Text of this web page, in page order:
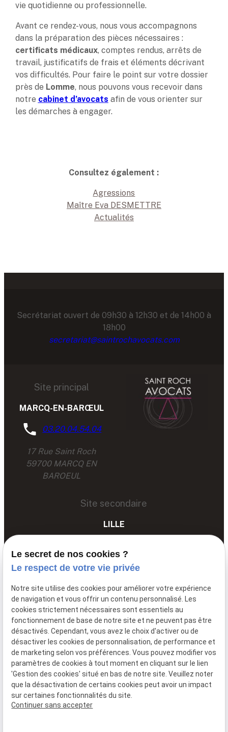
vie quotidienne ou professionnelle.
Avant ce rendez-vous, nous vous accompagnons
dans la préparation des pièces nécessaires :
certificats médicaux, comptes rendus, arrêts de
travail, justificatifs de frais et éléments décrivant
vos difficultés. Pour faire le point sur votre dossier
près de Lomme, nous pouvons vous recevoir dans
notre cabinet d’avocats afin de vous orienter sur
les démarches à engager.
Consultez également :
Agressions
Maître Eva DESMETTRE
Actualités
Secrétariat ouvert de 09h30 à 12h30 et de 14h00 à
18h00
secretariat@saintrochavocats.com
Site principal
MARCQ-EN-BARŒUL
03.20.04.54.04
17 Rue Saint Roch
59700 MARCQ EN
BAROEUL
Site secondaire
LILLE
68 Av. du Peuple Belge,
Mentions légales
Politique de
confidentialité
Gestion
des
cookies
Plan du
site
Siret: : 85061251600011
Le secret de nos cookies ?
Le respect de votre vie privée
Notre site utilise des cookies pour améliorer votre expérience
de navigation et vous offrir un contenu personnalisé. Les
cookies strictement nécessaires sont essentiels au
fonctionnement de base de notre site et ne peuvent pas être
désactivés. Cependant, vous avez le choix d'activer ou de
désactiver les cookies de personnalisation, de performance et
de marketing selon vos préférences. Vous pouvez modifier vos
paramètres de cookies à tout moment en cliquant sur le lien
'Gestion des cookies' situé en bas de notre site. Veuillez noter
que la désactivation de certains cookies peut avoir un impact
sur certaines fonctionnalités du site.
Continuer sans accepter